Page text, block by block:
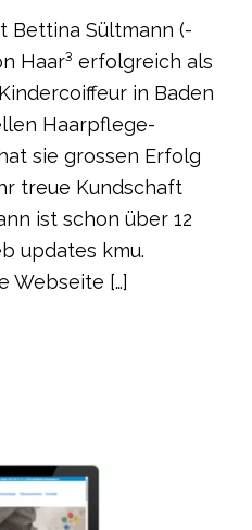
Bettina Sültmann (-
Haar³ erfolgreich als
in Baden
Haarpflege-
sie grossen Erfolg
treue Kundschaft
ist schon über 12
updates kmu.
Webseite […]